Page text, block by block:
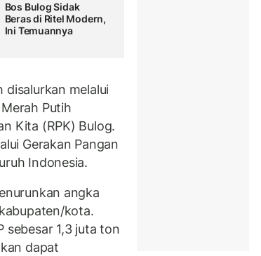
Bos Bulog Sidak
Beras di Ritel Modern,
Ini Temuannya
disalurkan melalui
Putih
Kita (RPK) Bulog.
Gerakan Pangan
Indonesia.
angka
kota.
sebesar 1,3 juta ton
dapat